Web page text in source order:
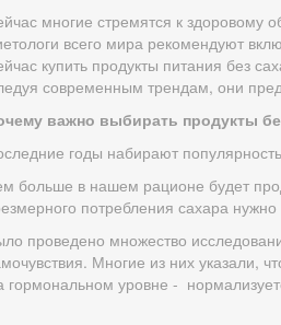
многие стремятся к здоровому
всего мира рекомендуют
купить продукты питания без
современным трендам, они
важно выбирать продукты
годы набирают
больше в нашем рационе будет
потребления сахара
проведено множество
Многие из них указали,
гормональном уровне -